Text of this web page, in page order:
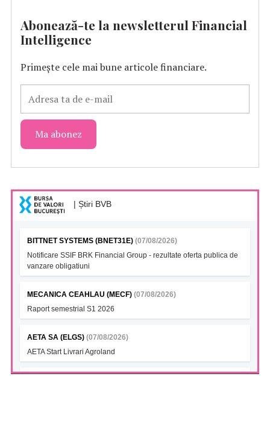
Abonează-te la newsletterul Financial
Intelligence
Primește cele mai bune articole financiare.
| Știri BVB
BITTNET SYSTEMS (BNET31E) (07/08/2026)
Notificare SSIF BRK Financial Group - rezultate oferta publica de
vanzare obligatiuni
MECANICA CEAHLAU (MECF) (07/08/2026)
Raport semestrial S1 2026
AETA SA (ELGS) (07/08/2026)
AETA Start Livrari Agroland